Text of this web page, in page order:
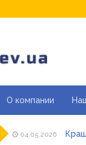
О компании
04.05.2026